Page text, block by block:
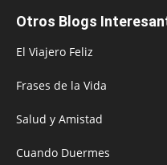
Otros Blogs
El Viajero Feliz
Frases de la Vida
Salud y Amistad
Cuando Duermes